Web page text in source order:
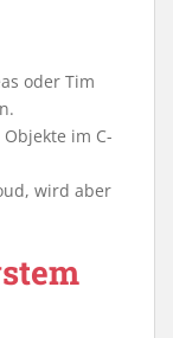
oder Tim
im C-
wird aber